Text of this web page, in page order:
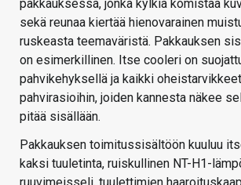
pakkauksessa, jonka kylkiä komistaa
sekä reunaa kiertää hienovarainen
ruskeasta teemaväristä. Pakkauksen
on esimerkillinen. Itse cooleri on
pahvikehyksellä ja kaikki
pahvirasioihin, joiden kannesta näkee
pitää sisällään.
Pakkauksen toimitussisältöön kuuluu
kaksi tuuletinta, ruiskullinen NT-H1-